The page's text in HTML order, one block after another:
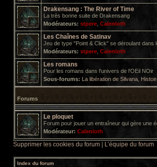
Drakensang : The River of Time
La très bonne suite de Drakensang
Modérateurs: stpere Calenloth
Les Chaînes de Satinav
Jeu de type "Point & Click" se déroulant dans
Modérateurs: stpere Calenloth
Les romans
Pour les romans dans l'univers de l'OEil NOir
Sous-forums: La libération de Silvana
Forums
Le ploquet
Forum pour jouer un entraîneur qui gère une
Modérateur: Calenloth
Supprimer les cookies du forum L’équipe du forum
Index du forum